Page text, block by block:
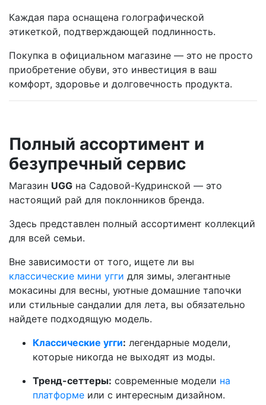
Каждая пара оснащена голографической
этикеткой, подтверждающей подлинность.
Покупка в официальном магазине — это не просто
приобретение обуви, это инвестиция в ваш
комфорт, здоровье и долговечность продукта.
Полный ассортимент и
безупречный сервис
Магазин UGG на Садовой-Кудринской — это
настоящий рай для поклонников бренда.
Здесь представлен полный ассортимент коллекций
для всей семьи.
Вне зависимости от того, ищете ли вы
классические мини угги для зимы, элегантные
мокасины для весны, уютные домашние тапочки
или стильные сандалии для лета, вы обязательно
найдете подходящую модель.
Классические угги: легендарные модели,
которые никогда не выходят из моды.
Тренд-сеттеры: современные модели на
платформе или с интересным дизайном.